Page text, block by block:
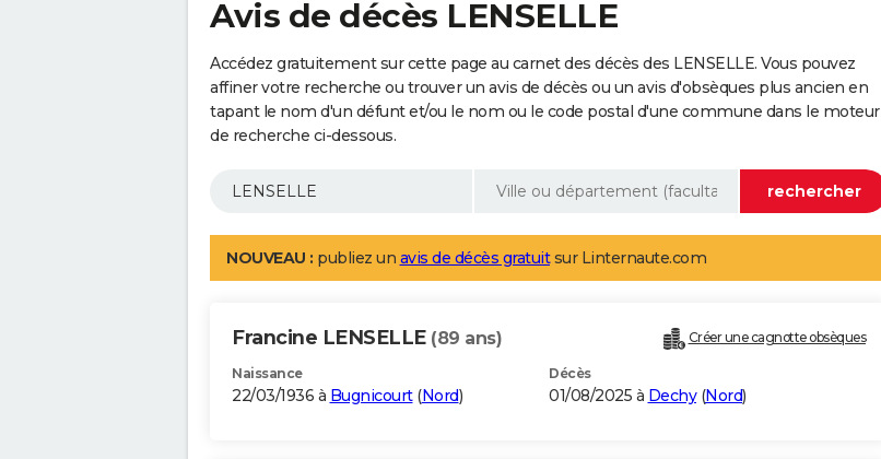
Avis de décès LENSELLE
Accédez gratuitement sur cette page au carnet des décès des LENSELLE. Vous pouvez
affiner votre recherche ou trouver un avis de décès ou un avis d'obsèques plus ancien en
tapant le nom d'un défunt et/ou le nom ou le code postal d'une commune dans le moteur
de recherche ci-dessous.
NOUVEAU : publiez un avis de décès gratuitsur Linternaute.com
Francine LENSELLE (89 ans) Créer une cagnotte obsèques
Naissance
22/03/1936 à Bugnicourt(Nord)
Décès
01/08/2025 à Dechy(Nord)